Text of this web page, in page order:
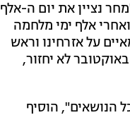
נציין את יום ה-אלף
ואחרי אלף ימי מלחמה
על אזרחינו וראש
לא יחזור,
הנושאים", הוסיף